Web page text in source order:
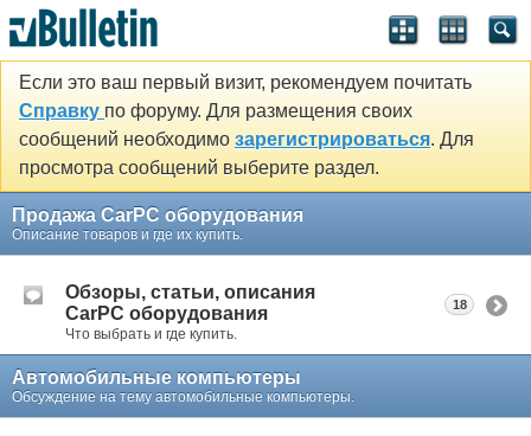
Если это ваш первый визит, рекомендуем почитать
Справку по форуму. Для размещения своих
сообщений необходимо зарегистрироваться. Для
просмотра сообщений выберите раздел.
Продажа CarPC оборудования
Описание товаров и где их купить.
Обзоры, статьи, описания
CarPC оборудования
Что выбрать и где купить.
18
Автомобильные компьютеры
Обсуждение на тему автомобильные компьютеры.